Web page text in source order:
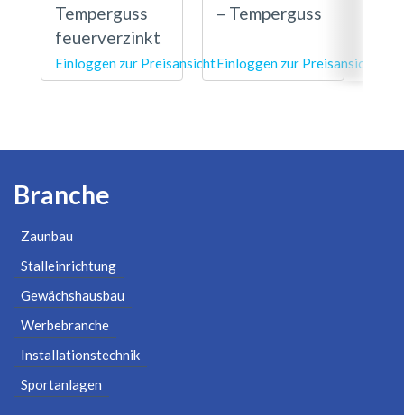
Temperguss
feuerverzinkt
Einloggen zur Preisansicht
– Temperguss
Einloggen zur Preisansicht
Branche
Zaunbau
Stalleinrichtung
Gewächshausbau
Werbebranche
Installationstechnik
Sportanlagen